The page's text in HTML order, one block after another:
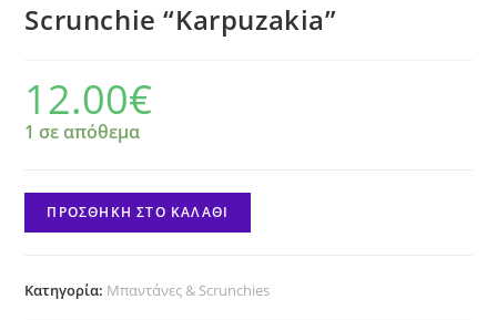
Scrunchie “Karpuzakia”
12.00€
1 σε απόθεμα
Scrunchie
"Karpuzakia"
ΠΡΟΣΘΉΚΗ ΣΤΟ ΚΑΛΆΘΙ
Κατηγορία: Μπαντάνες & Scrunchies